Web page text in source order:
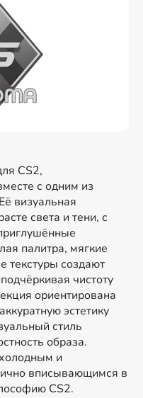
CS2,
с одним из
визуальная
света и тени, с
палитра, мягкие
текстуры создают
чистоту
ориентирована
эстетику
стиль
образа.
и
вписывающимся в
CS2.